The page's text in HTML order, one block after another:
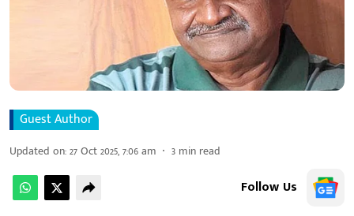
Guest Author
Updated on:27 Oct 2025, 7:06 am 3 min read
Follow Us